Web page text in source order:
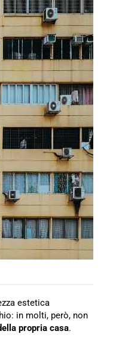
estetica
in molti, però, non
propria casa.